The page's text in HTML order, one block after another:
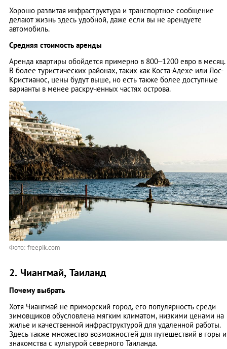
Хорошо развитая инфраструктура и транспортное сообщение
делают жизнь здесь удобной, даже если вы не арендуете
автомобиль.
Средняя стоимость аренды
Аренда квартиры обойдется примерно в 800–1200 евро в месяц.
В более туристических районах, таких как Коста-Адехе или Лос-
Кристианос, цены будут выше, но есть также более доступные
варианты в менее раскрученных частях острова.
Фото: freepik.com
2. Чиангмай, Таиланд
Почему выбрать
Хотя Чиангмай не приморский город, его популярность среди
зимовщиков обусловлена мягким климатом, низкими ценами на
жилье и качественной инфраструктурой для удаленной работы.
Здесь также множество возможностей для путешествий в горы и
знакомства с культурой северного Таиланда.